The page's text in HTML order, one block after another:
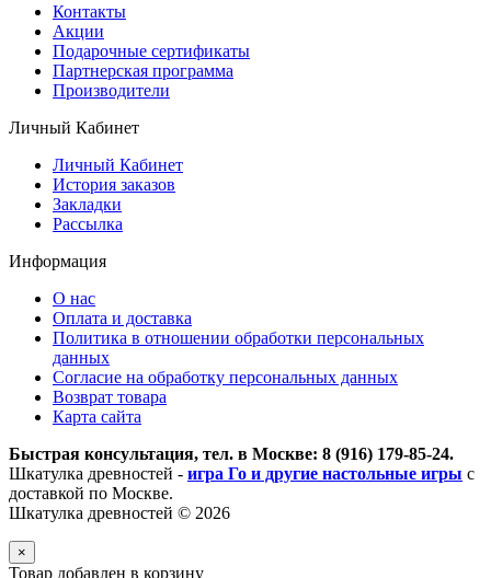
Контакты
Акции
Подарочные сертификаты
Партнерская программа
Производители
Личный Кабинет
Личный Кабинет
История заказов
Закладки
Рассылка
Информация
О нас
Оплата и доставка
Политика в отношении обработки персональных
данных
Согласие на обработку персональных данных
Возврат товара
Карта сайта
Быстрая консультация, тел. в Москве: 8 (916) 179-85-24.
Шкатулка древностей - игра Го и другие настольные игры с
доставкой по Москве.
Шкатулка древностей © 2026
×
Товар добавлен в корзину